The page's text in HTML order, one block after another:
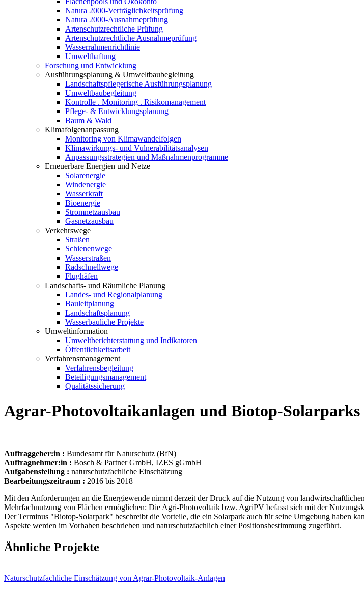
Natura 2000-Verträglichkeitsprüfung
Natura 2000-Ausnahmeprüfung
Artenschutzrechtliche Prüfung
Artenschutzrechtliche Ausnahmeprüfung
Wasserrahmenrichtlinie
Umwelthaftung
Forschung und Entwicklung
Ausführungsplanung & Umweltbaubegleitung
Landschaftspflegerische Ausführungsplanung
Umweltbaubegleitung
Kontrolle . Monitoring . Risikomanagement
Pflege- & Entwicklungsplanung
Baum & Wald
Klimafolgenanpassung
Monitoring von Klimawandelfolgen
Klimawirkungs- und Vulnerabilitätsanalysen
Anpassungsstrategien und Maßnahmenprogramme
Erneuerbare Energien und Netze
Solarenergie
Windenergie
Wasserkraft
Bioenergie
Stromnetzausbau
Gasnetzausbau
Verkehrswege
Straßen
Schienenwege
Wasserstraßen
Radschnellwege
Flughäfen
Landschafts- und Räumliche Planung
Landes- und Regionalplanung
Bauleitplanung
Landschaftsplanung
Wasserbauliche Projekte
Umweltinformation
Umweltberichterstattung und Indikatoren
Öffentlichkeitsarbeit
Verfahrensmanagement
Verfahrensbegleitung
Beteiligungsmanagement
Qualitätssicherung
Agrar-Photovoltaikanlagen und Biotop-Solarparks
Auftraggeber:in : Bundesamt für Naturschutz (BfN)
Auftragnehmer:in : Bosch & Partner GmbH, IZES gGmbH
Aufgabenstellung : naturschutzfachliche Einschätzung
Bearbeitungszeitraum : 2016 bis 2018
Mit den Anforderungen an die Energiewende nimmt derzeit der Druck auf die Nutzung von
Mehrfachnutzung von Flächen ermöglichen: Die Agri-Photovoltaik bzw. AgriPV befasst sich mit der
Der Terminus "Biotop-Solarpark" beschreibt die Vorteile, die ein Solarpark auch für seine Umgebung haben
Aspekte werden im Vorhaben beschrieben und naturschutzfachlich einer Positionsbestimmung zugeführt.
Ähnliche Projekte
Naturschutzfachliche Einschätzung von Agrar-Photovoltaik-Anlagen